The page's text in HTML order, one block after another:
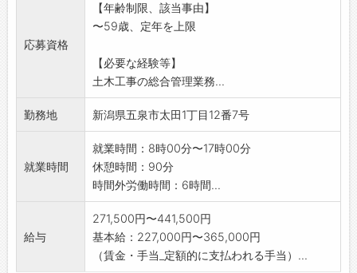
応募資格
【年齢制限、該当事由】
〜59歳、定年を上限
【必要な経験等】
土木工事の総合管理業務...
勤務地 新潟県五泉市太田1丁目12番7号
就業時間
就業時間：8時00分〜17時00分
休憩時間：90分
時間外労働時間：6時間...
給与
271,500円〜441,500円
基本給：227,000円〜365,000円
（賃金・手当_定額的に支払われる手当）...